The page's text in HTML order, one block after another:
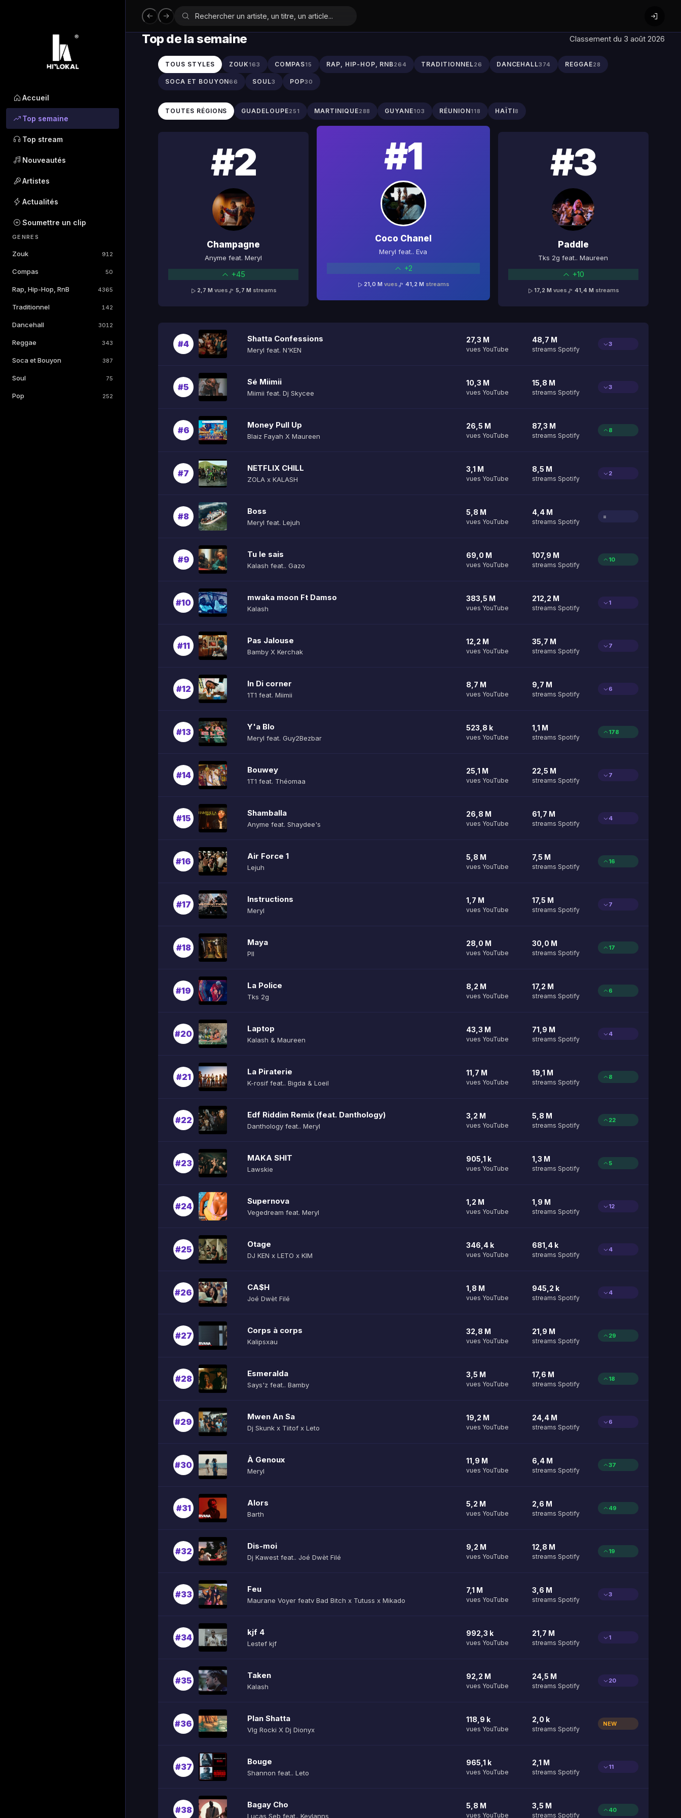
Accueil
Top semaine
Top stream
Nouveautés
Artistes
Actualités
Soumettre un clip
GENRES
Zouk 912
Compas 50
Rap, Hip-Hop, RnB 4365
Traditionnel 142
Dancehall 3012
Reggae 343
Soca et Bouyon 387
Soul 75
Pop 252
Top de la semaine Classement du 3 août 2026
TOUS STYLES ZOUK163 COMPAS15 RAP, HIP-HOP, RNB264 TRADITIONNEL26 DANCEHALL374 REGGAE28
SOCA ET BOUYON66 SOUL3 POP30
TOUTES RÉGIONS GUADELOUPE251 MARTINIQUE288 GUYANE103 RÉUNION118 HAÏTI8
#2
Champagne
Anyme feat. Meryl
+45
2,7 Mvues 5,7 M streams
#1
Coco Chanel
Meryl feat.. Eva
+2
21,0 Mvues 41,2 M streams
#3
Paddle
Tks 2g feat.. Maureen
+10
17,2 Mvues 41,4 M streams
#4
Shatta Confessions
Meryl feat. N'KEN
27,3 M
vues YouTube
48,7 M
streams Spotify
3
#5
Sé Miimii
Miimii feat. Dj Skycee
10,3 M
vues YouTube
15,8 M
streams Spotify
3
#6
Money Pull Up
Blaiz Fayah X Maureen
26,5 M
vues YouTube
87,3 M
streams Spotify
8
#7
NETFLIX CHILL
ZOLA x KALASH
3,1 M
vues YouTube
8,5 M
streams Spotify
2
#8
Boss
Meryl feat. Lejuh
5,8 M
vues YouTube
4,4 M
streams Spotify
=
#9
Tu le sais
Kalash feat.. Gazo
69,0 M
vues YouTube
107,9 M
streams Spotify
10
#10
mwaka moon Ft Damso
Kalash
383,5 M
vues YouTube
212,2 M
streams Spotify
1
#11
Pas Jalouse
Bamby X Kerchak
12,2 M
vues YouTube
35,7 M
streams Spotify
7
#12
In Di corner
1T1 feat. Miimii
8,7 M
vues YouTube
9,7 M
streams Spotify
6
#13
Y'a Blo
Meryl feat. Guy2Bezbar
523,8 k
vues YouTube
1,1 M
streams Spotify
178
#14
Bouwey
1T1 feat. Théomaa
25,1 M
vues YouTube
22,5 M
streams Spotify
7
#15
Shamballa
Anyme feat. Shaydee's
26,8 M
vues YouTube
61,7 M
streams Spotify
4
#16
Air Force 1
Lejuh
5,8 M
vues YouTube
7,5 M
streams Spotify
16
#17
Instructions
Meryl
1,7 M
vues YouTube
17,5 M
streams Spotify
7
#18
Maya
Pll
28,0 M
vues YouTube
30,0 M
streams Spotify
17
#19
La Police
Tks 2g
8,2 M
vues YouTube
17,2 M
streams Spotify
6
#20
Laptop
Kalash & Maureen
43,3 M
vues YouTube
71,9 M
streams Spotify
4
#21
La Piraterie
K-rosif feat.. Bigda & Loeil
11,7 M
vues YouTube
19,1 M
streams Spotify
8
#22
Edf Riddim Remix (feat. Danthology)
Danthology feat.. Meryl
3,2 M
vues YouTube
5,8 M
streams Spotify
22
#23
MAKA SHIT
Lawskie
905,1 k
vues YouTube
1,3 M
streams Spotify
5
#24
Supernova
Vegedream feat. Meryl
1,2 M
vues YouTube
1,9 M
streams Spotify
12
#25
Otage
DJ KEN x LETO x KIM
346,4 k
vues YouTube
681,4 k
streams Spotify
4
#26
CA$H
Joé Dwèt Filé
1,8 M
vues YouTube
945,2 k
streams Spotify
4
#27
Corps à corps
Kalipsxau
32,8 M
vues YouTube
21,9 M
streams Spotify
29
#28
Esmeralda
Says'z feat.. Bamby
3,5 M
vues YouTube
17,6 M
streams Spotify
18
#29
Mwen An Sa
Dj Skunk x Tiitof x Leto
19,2 M
vues YouTube
24,4 M
streams Spotify
6
#30
À Genoux
Meryl
11,9 M
vues YouTube
6,4 M
streams Spotify
37
#31
Alors
Barth
5,2 M
vues YouTube
2,6 M
streams Spotify
49
#32
Dis-moi
Dj Kawest feat.. Joé Dwèt Filé
9,2 M
vues YouTube
12,8 M
streams Spotify
19
#33
Feu
Maurane Voyer featv Bad Bitch x Tutuss x Mikado
7,1 M
vues YouTube
3,6 M
streams Spotify
3
#34
kjf 4
Lestef kjf
992,3 k
vues YouTube
21,7 M
streams Spotify
1
#35
Taken
Kalash
92,2 M
vues YouTube
24,5 M
streams Spotify
20
#36
Plan Shatta
Vlg Rocki X Dj Dionyx
118,9 k
vues YouTube
2,0 k
streams Spotify
NEW
#37
Bouge
Shannon feat.. Leto
965,1 k
vues YouTube
2,1 M
streams Spotify
11
#38
Bagay Cho
Lucas Seb feat.. Keylanns
5,8 M
vues YouTube
3,5 M
streams Spotify
40